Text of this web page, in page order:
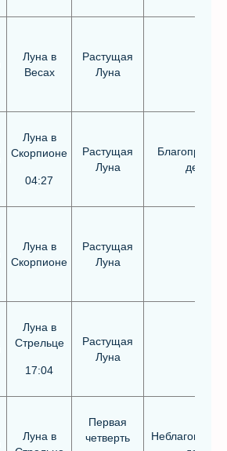
Луна в
Весах
Растущая
Луна
Луна в
Скорпионе
04:27
Растущая
Луна
день
Луна в
Скорпионе
Растущая
Луна
Луна в
Стрельце
17:04
Растущая
Луна
Луна в
Первая
четверть